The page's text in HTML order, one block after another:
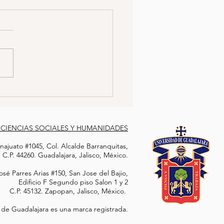
SE HACE PASAR
ATRAPAR A
el objetivo de...
SOCIALES Y HUMANIDADES
#1045, Col. Alcalde Barranquitas,
C.P. 44260. Guadalajara, Jalisco, México.
Parres Arias #150, San Jose del Bajio,
Edificio F Segundo piso Salon 1 y 2
C.P. 45132. Zapopan, Jalisco, México.
Guadalajara es una marca registrada.